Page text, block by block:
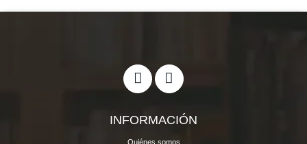
INFORMACIÓN